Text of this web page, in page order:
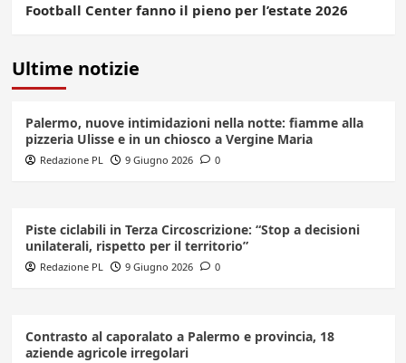
Football Center fanno il pieno per l’estate 2026
Ultime notizie
Palermo, nuove intimidazioni nella notte: fiamme alla
pizzeria Ulisse e in un chiosco a Vergine Maria
Redazione PL 9 Giugno 2026 0
Piste ciclabili in Terza Circoscrizione: “Stop a decisioni
unilaterali, rispetto per il territorio”
Redazione PL 9 Giugno 2026 0
Contrasto al caporalato a Palermo e provincia, 18
aziende agricole irregolari